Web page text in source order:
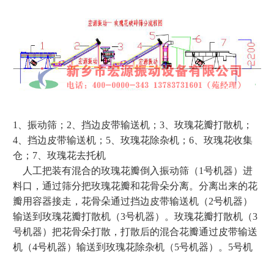
1、振动筛；2、挡边皮带输送机；3、玫瑰花瓣打散机；
4、挡边皮带输送机；5、玫瑰花除杂机；6、玫瑰花收集
仓；7、玫瑰花去托机
人工把装有混合的玫瑰花瓣倒入振动筛（1号机器）进
料口，通过筛分把玫瑰花瓣和花骨朵分离。分离出来的花
瓣用容器接走，花骨朵通过挡边皮带输送机（2号机器）
输送到玫瑰花瓣打散机（3号机器）。玫瑰花瓣打散机（3
号机器）把花骨朵打散，打散后的混合花瓣通过皮带输送
机（4号机器）输送到玫瑰花除杂机（5号机器）。5号机